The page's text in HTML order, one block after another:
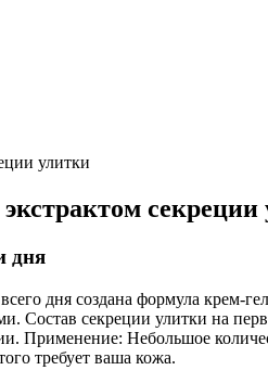
улитки
секреции
дня
дня создана формула крем-
Состав секреции улитки на
Применение: Небольшое
требует ваша кожа.